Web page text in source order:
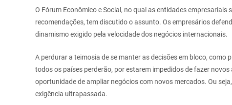
O Fórum Econômico e Social, no qual as entidades
recomendações, tem discutido o assunto. Os empresários
dinamismo exigido pela velocidade dos negócios internacionais.
A perdurar a teimosia de se manter as decisões em bloco, como
todos os países perderão, por estarem impedidos de fazer
oportunidade de ampliar negócios com novos mercados. Ou
exigência ultrapassada.